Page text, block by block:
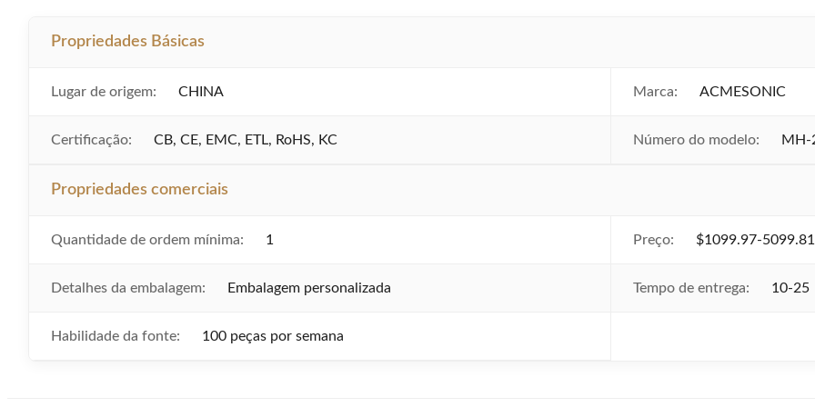
Propriedades Básicas
Lugar de origem: CHINA Marca: ACMESONIC
Certificação: CB, CE, EMC, ETL, RoHS, KC Número do modelo: MH-
Propriedades comerciais
Quantidade de ordem mínima: 1 Preço: $1099.97-5099.81
Detalhes da embalagem: Embalagem personalizada Tempo de entrega: 10-25
Habilidade da fonte: 100 peças por semana